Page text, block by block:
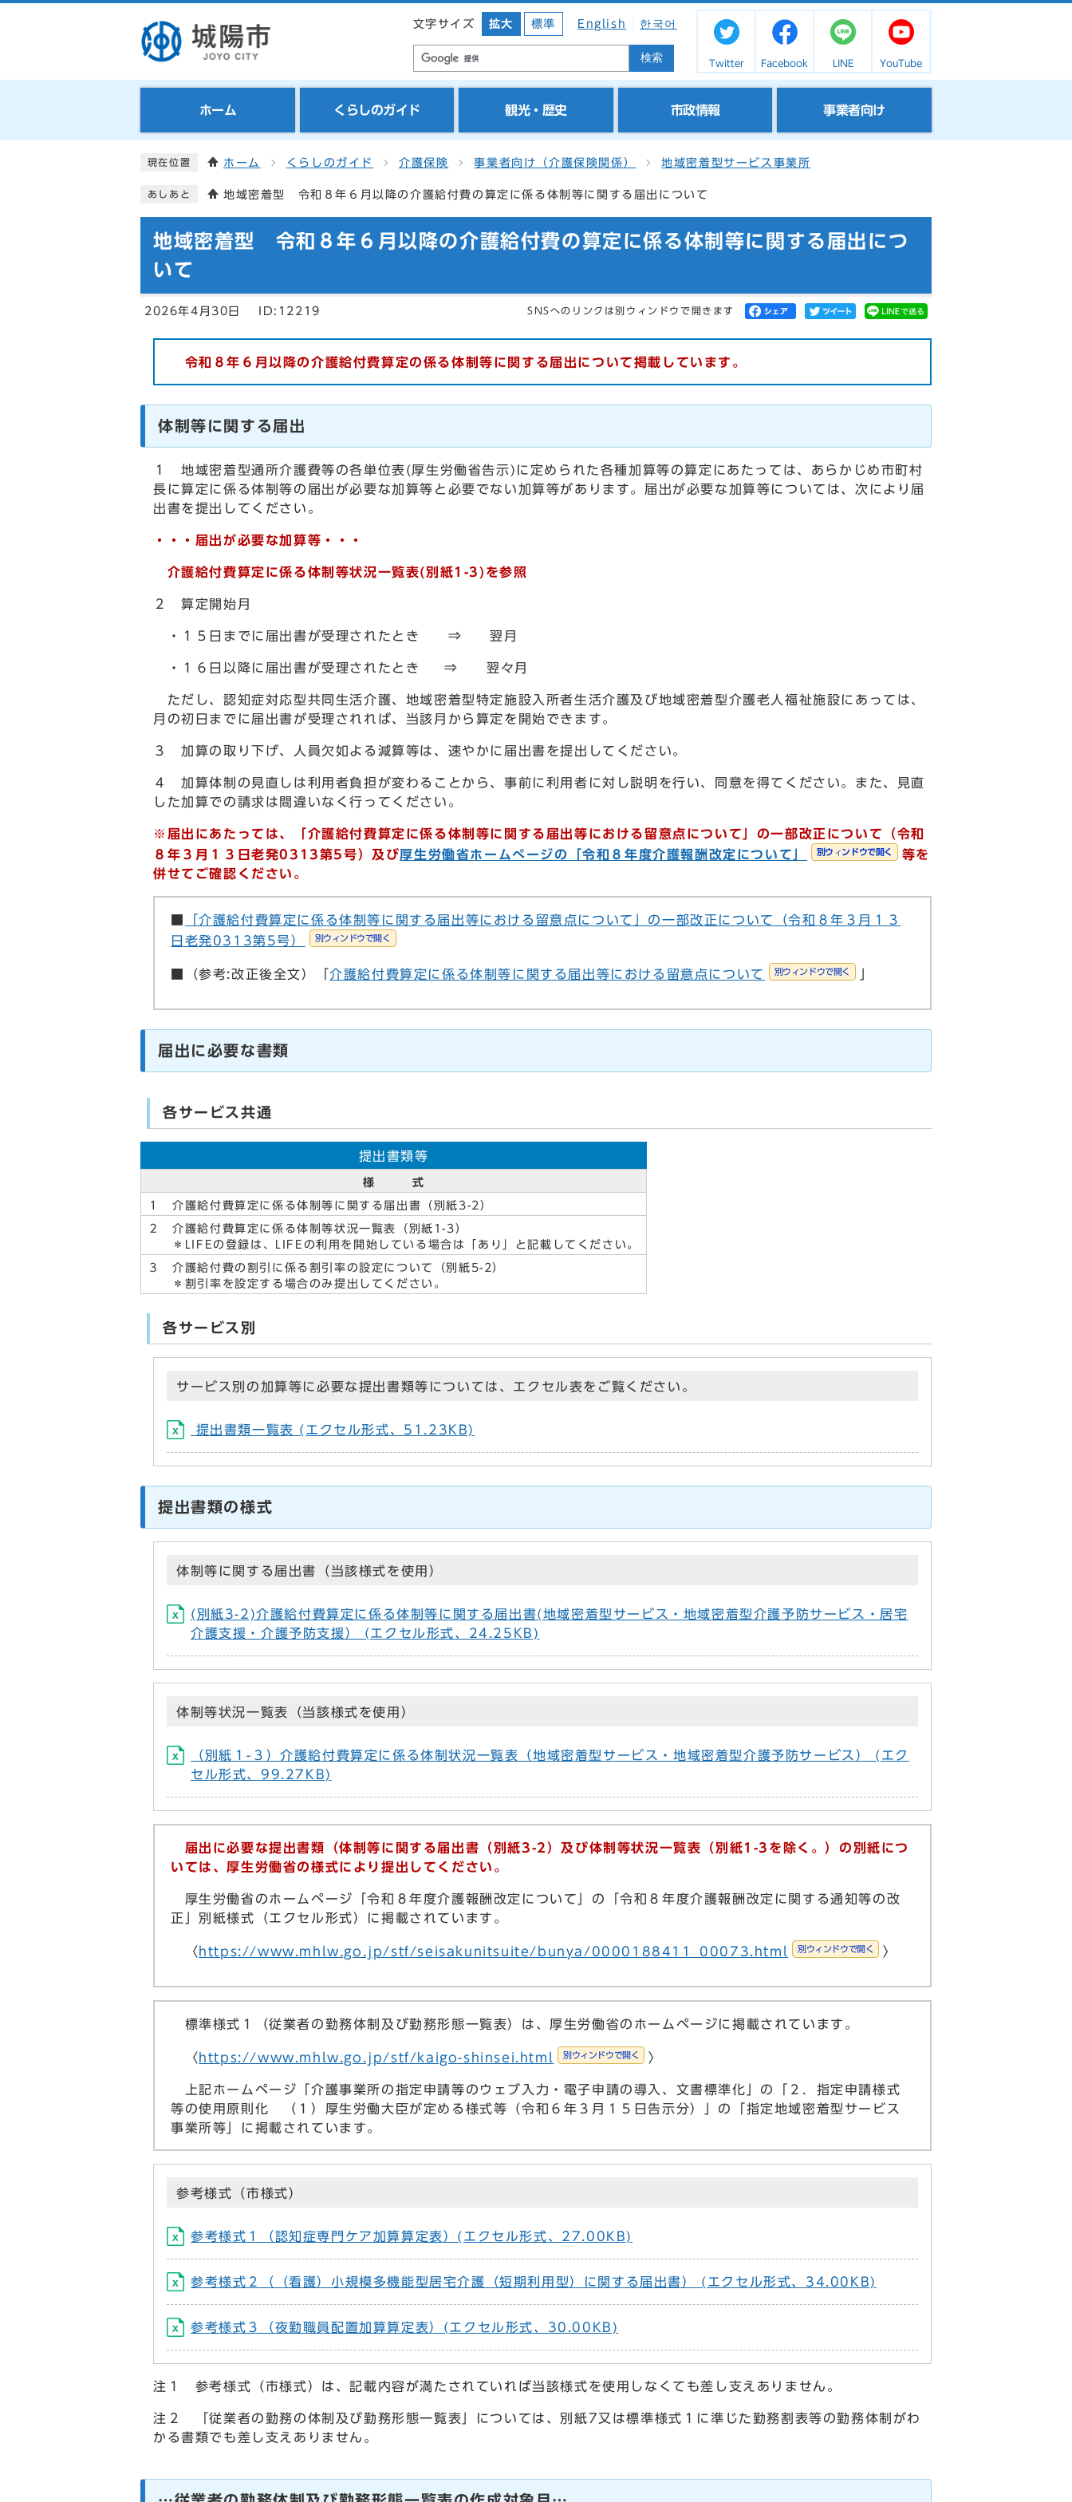
文字サイズ 拡大 標準 English 한국어
検索 Twitter Facebook LINE YouTube
ホーム くらしのガイド 観光・歴史 市政情報 事業者向け
現在位置 ホーム くらしのガイド 介護保険 事業者向け（介護保険関係） 地域密着型サービス事業所
あしあと 地域密着型 令和８年６月以降の介護給付費の算定に係る体制等に関する届出について
地域密着型 令和８年６月以降の介護給付費の算定に係る体制等に関する届出につ
いて
2026年4月30日 ID:12219 SNSへのリンクは別ウィンドウで開きます
令和８年６月以降の介護給付費算定の係る体制等に関する届出について掲載しています。
体制等に関する届出
１ 地域密着型通所介護費等の各単位表(厚生労働省告示)に定められた各種加算等の算定にあたっては、あらかじめ市町村
長に算定に係る体制等の届出が必要な加算等と必要でない加算等があります。届出が必要な加算等については、次により届
出書を提出してください。
・・・届出が必要な加算等・・・
介護給付費算定に係る体制等状況一覧表(別紙1-3)を参照
２ 算定開始月
・１５日までに届出書が受理されたとき ⇒ 翌月
・１６日以降に届出書が受理されたとき ⇒ 翌々月
ただし、認知症対応型共同生活介護、地域密着型特定施設入所者生活介護及び地域密着型介護老人福祉施設にあっては、
月の初日までに届出書が受理されれば、当該月から算定を開始できます。
３ 加算の取り下げ、人員欠如よる減算等は、速やかに届出書を提出してください。
４ 加算体制の見直しは利用者負担が変わることから、事前に利用者に対し説明を行い、同意を得てください。また、見直
した加算での請求は間違いなく行ってください。
※届出にあたっては、「介護給付費算定に係る体制等に関する届出等における留意点について」の一部改正について（令和
８年３月１３日老発0313第5号）及び厚生労働省ホームぺージの「令和８年度介護報酬改定について」 別ウィンドウで開く
等を
併せてご確認ください。
「介護給付費算定に係る体制等に関する届出等における留意点について」の一部改正について（令和８年３月１３
日老発0313第5号）
別ウィンドウで開く
■（参考:改正後全文）「介護給付費算定に係る体制等に関する届出等における留意点について 別ウィンドウで開く
届出に必要な書類
各サービス共通
提出書類等
様 式
１ 介護給付費算定に係る体制等に関する届出書（別紙3-2）
２ 介護給付費算定に係る体制等状況一覧表（別紙1-3）
＊LIFEの登録は、LIFEの利用を開始している場合は「あり」と記載してください。
３ 介護給付費の割引に係る割引率の設定について（別紙5-2）
＊割引率を設定する場合のみ提出してください。
各サービス別
サービス別の加算等に必要な提出書類等については、エクセル表をご覧ください。
提出書類一覧表 (エクセル形式、51.23KB)
提出書類の様式
体制等に関する届出書（当該様式を使用）
(別紙3-2)介護給付費算定に係る体制等に関する届出書(地域密着型サービス・地域密着型介護予防サービス・居宅
介護支援・介護予防支援） (エクセル形式、24.25KB)
体制等状況一覧表（当該様式を使用）
（別紙１-３）介護給付費算定に係る体制状況一覧表（地域密着型サービス・地域密着型介護予防サービス） (エク
セル形式、99.27KB)
届出に必要な提出書類（体制等に関する届出書（別紙3-2）及び体制等状況一覧表（別紙1-3を除く。）の別紙につ
いては、厚生労働省の様式により提出してください。
厚生労働省のホームページ「令和８年度介護報酬改定について」の「令和８年度介護報酬改定に関する通知等の改
正」別紙様式（エクセル形式）に掲載されています。
〈 https://www.mhlw.go.jp/stf/seisakunitsuite/bunya/0000188411_00073.html 別ウィンドウで開く 〉
標準様式１（従業者の勤務体制及び勤務形態一覧表）は、厚生労働省のホームページに掲載されています。
〈 https://www.mhlw.go.jp/stf/kaigo-shinsei.html 別ウィンドウで開く 〉
上記ホームページ「介護事業所の指定申請等のウェブ入力・電子申請の導入、文書標準化」の「２．指定申請様式
等の使用原則化 （１）厚生労働大臣が定める様式等（令和６年３月１５日告示分）」の「指定地域密着型サービス
事業所等」に掲載されています。
参考様式（市様式）
参考様式１（認知症専門ケア加算算定表）(エクセル形式、27.00KB)
参考様式２（（看護）小規模多機能型居宅介護（短期利用型）に関する届出書） (エクセル形式、34.00KB)
参考様式３（夜勤職員配置加算算定表）(エクセル形式、30.00KB)
注１ 参考様式（市様式）は、記載内容が満たされていれば当該様式を使用しなくても差し支えありません。
注２ 「従業者の勤務の体制及び勤務形態一覧表」については、別紙7又は標準様式１に準じた勤務割表等の勤務体制がわ
かる書類でも差し支えありません。